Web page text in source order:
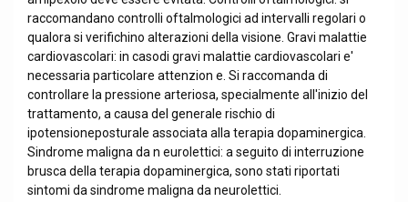
raccomandano controlli oftalmologici ad intervalli regolari o
qualora si verifichino alterazioni della visione. Gravi malattie
cardiovascolari: in casodi gravi malattie cardiovascolari e'
necessaria particolare attenzion e. Si raccomanda di
controllare la pressione arteriosa, specialmente all'inizio del
trattamento, a causa del generale rischio di
ipotensioneposturale associata alla terapia dopaminergica.
Sindrome maligna da n eurolettici: a seguito di interruzione
brusca della terapia dopaminergica, sono stati riportati
sintomi da sindrome maligna da neurolettici.